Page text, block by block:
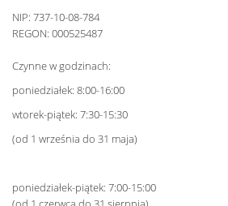
NIP: 737-10-08-784
REGON: 000525487
Czynne w godzinach:
poniedziałek: 8:00-16:00
wtorek-piątek: 7:30-15:30
(od 1 września do 31 maja)
poniedziałek-piątek: 7:00-15:00